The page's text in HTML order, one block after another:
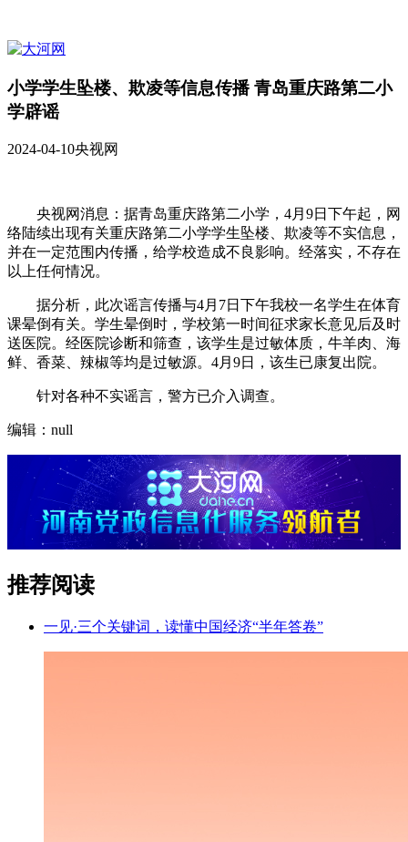
小学学生坠楼、欺凌等信息传播 青岛重庆路第二小
学辟谣
2024-04-10央视网
央视网消息：据青岛重庆路第二小学，4月9日下午起，网
络陆续出现有关重庆路第二小学学生坠楼、欺凌等不实信息，
并在一定范围内传播，给学校造成不良影响。经落实，不存在
以上任何情况。
据分析，此次谣言传播与4月7日下午我校一名学生在体育
课晕倒有关。学生晕倒时，学校第一时间征求家长意见后及时
送医院。经医院诊断和筛查，该学生是过敏体质，牛羊肉、海
鲜、香菜、辣椒等均是过敏源。4月9日，该生已康复出院。
针对各种不实谣言，警方已介入调查。
编辑：null
推荐阅读
一见·三个关键词，读懂中国经济“半年答卷”